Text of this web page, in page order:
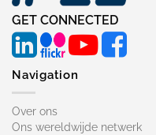
GET CONNECTED
Navigation
Over ons
Ons wereldwijde netwerk